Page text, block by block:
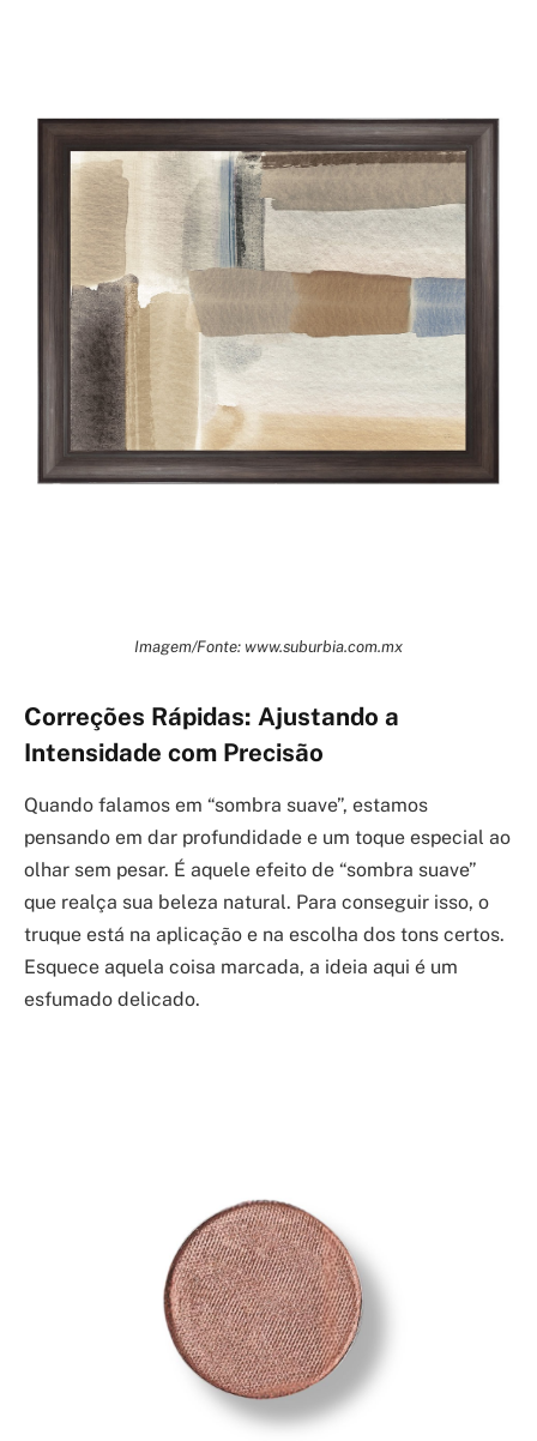
Imagem/Fonte: www.suburbia.com.mx
Correções Rápidas: Ajustando a
Intensidade com Precisão
Quando falamos em “sombra suave”, estamos
pensando em dar profundidade e um toque especial ao
olhar sem pesar. É aquele efeito de “sombra suave”
que realça sua beleza natural. Para conseguir isso, o
truque está na aplicação e na escolha dos tons certos.
Esquece aquela coisa marcada, a ideia aqui é um
esfumado delicado.